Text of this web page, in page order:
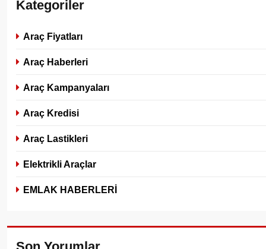
Kategoriler
Araç Fiyatları
Araç Haberleri
Araç Kampanyaları
Araç Kredisi
Araç Lastikleri
Elektrikli Araçlar
EMLAK HABERLERİ